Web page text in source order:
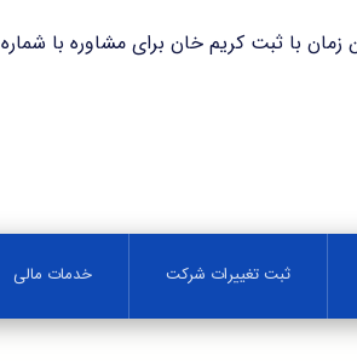
خان برای مشاوره با شماره ۸۷۱۴۶ تماس حاصل فرمایید.
ثبت تغییرات شرکت خدمات مالی